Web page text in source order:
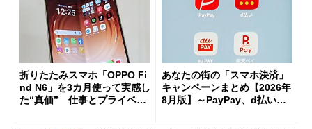
折りたたみスマホ「OPPO Fi
nd N6」を3カ月使って実感し
た“真価” 仕事とプライベー
あなたの街の「スマホ決済」
キャンペーンまとめ【2026年
8月版】～PayPay、d払い、a